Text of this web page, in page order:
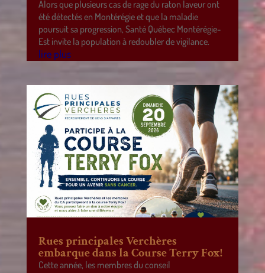
Alors que plusieurs cas de rage du raton laveur ont
été détectés en Montérégie et que la maladie
poursuit sa progression, Santé Québec Montérégie-
Est invite la population à redoubler de vigilance.
lire plus
Rues principales Verchères
embarque dans la Course Terry Fox!
Cette année, les membres du conseil